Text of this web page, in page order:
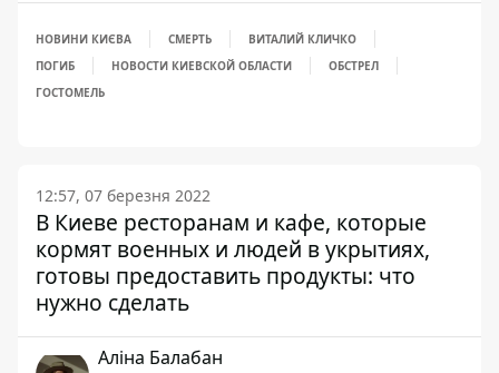
НОВИНИ КИЄВА СМЕРТЬ
ВИТАЛИЙ КЛИЧКО
ПОГИБ
НОВОСТИ КИЕВСКОЙ ОБЛАСТИ
ОБСТРЕЛ
ГОСТОМЕЛЬ
12:57, 07 березня 2022
В Киеве ресторанам и кафе, которые
кормят военных и людей в укрытиях,
готовы предоставить продукты: что
нужно сделать
Аліна Балабан